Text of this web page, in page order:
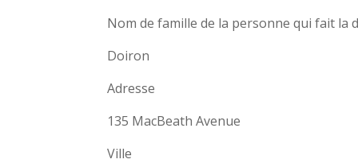
Nom de famille de la personne qui fait la
Doiron
Adresse
135 MacBeath Avenue
Ville